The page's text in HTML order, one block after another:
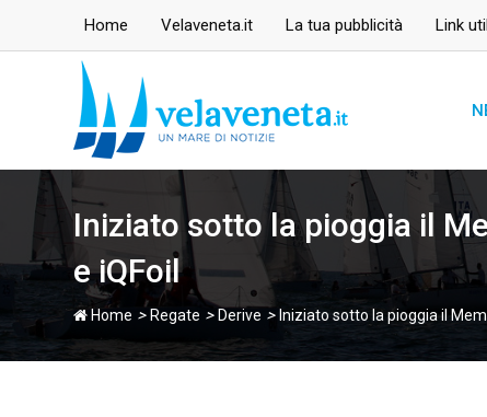
Home Velaveneta.it La tua pubblicità Link
Iniziato sotto la pioggia il
e iQFoil
Home > Regate > Derive > Iniziato sotto la pioggia il